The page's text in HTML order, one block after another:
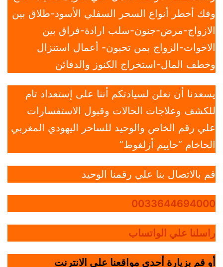
وفك أخطر أنواع السحر السفلي الأسود-طلاق بين
الازواج-مرض-جنون-سلب ارادة-فراق بين
الاخوات-الزواج بمن تحبون- أعمال استنزال
وخطف المال-استخراج الكنوز والدفائن
يسعدنا أن نعلن لسيادتكم أننا على إستعداد تام
للكشف وعلاجات الحالات وقبول الاستفسارات
علي رقم الخاص والوحيد للساحر اليهودي المغربي
الحاخام “حاييم أزلغوط”
قم بالاتصال بنا علي رقمنا الوحيد
0033644694000
راسلنا علي الواتساب
أو قم بزيارة أحدي مواقعنا علي الانترنت